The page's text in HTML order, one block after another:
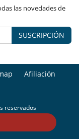
las novedades de
SUSCRIPCIÓN
Afiliación
reservados